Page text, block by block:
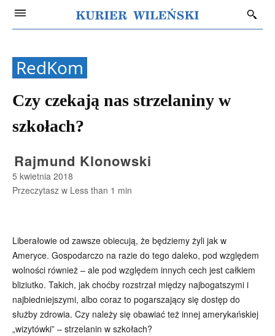
RedKom
Czy czekają nas strzelaniny w
szkołach?
Rajmund Klonowski
5 kwietnia 2018
Przeczytasz w Less than 1 min
Liberałowie od zawsze obiecują, że będziemy żyli jak w
Ameryce. Gospodarczo na razie do tego daleko, pod względem
wolności również – ale pod względem innych cech jest całkiem
bliziutko. Takich, jak choćby rozstrzał między najbogatszymi i
najbiedniejszymi, albo coraz to pogarszający się dostęp do
służby zdrowia. Czy należy się obawiać też innej amerykańskiej
„wizytówki” – strzelanin w szkołach?